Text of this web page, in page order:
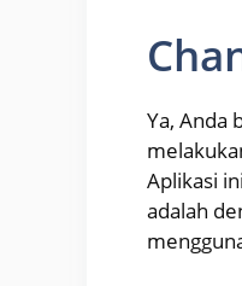
Ya, Anda
Aplikasi
adalah